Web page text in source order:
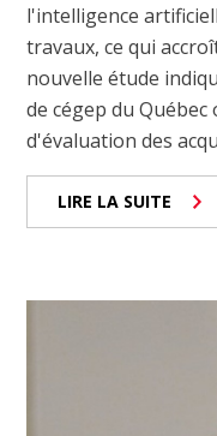
l'intelligence
travaux, ce qui
nouvelle étude
de cégep du
d'évaluation des
LIRE LA SUITE